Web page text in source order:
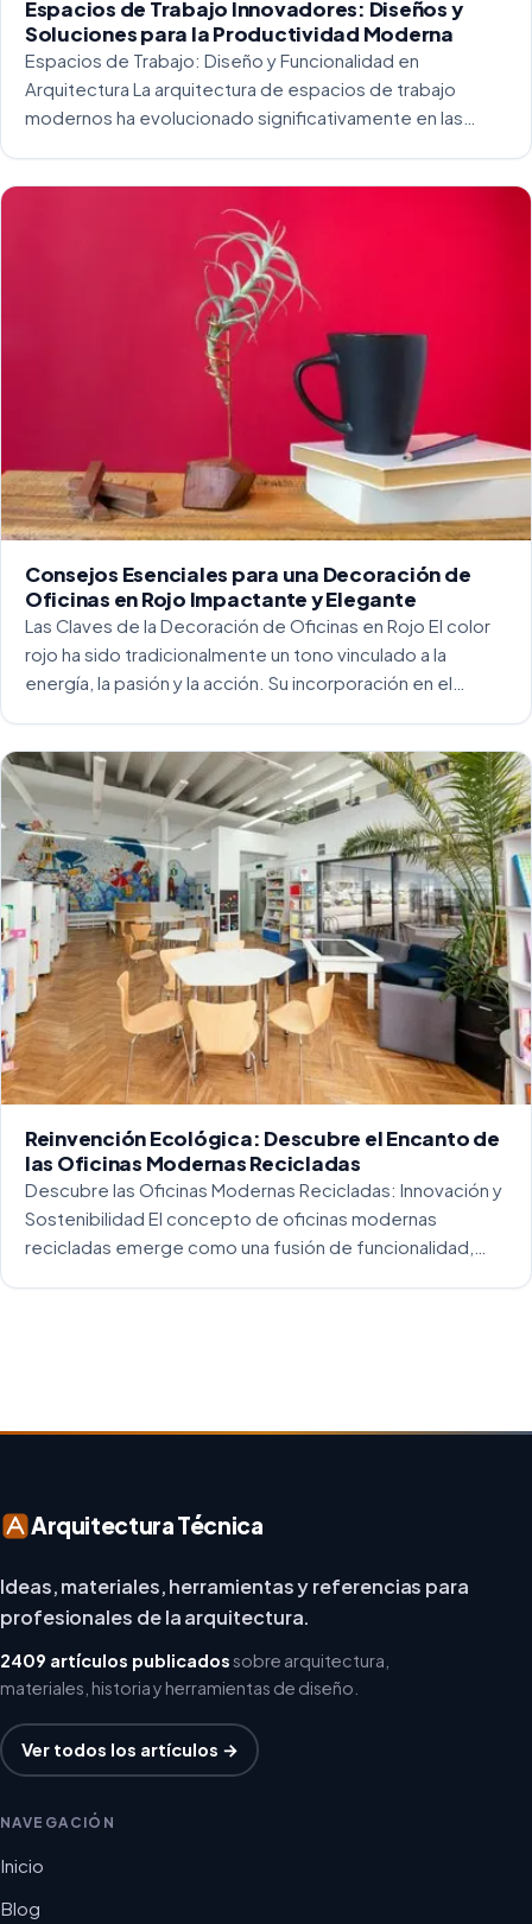
Espacios de Trabajo Innovadores: Diseños y
Soluciones para la Productividad Moderna
Espacios de Trabajo: Diseño y Funcionalidad en
Arquitectura La arquitectura de espacios de trabajo
modernos ha evolucionado significativamente en las
Consejos Esenciales para una Decoración de
Oficinas en Rojo Impactante y Elegante
Las Claves de la Decoración de Oficinas en Rojo El color
rojo ha sido tradicionalmente un tono vinculado a la
energía, la pasión y la acción. Su incorporación en el
Reinvención Ecológica: Descubre el Encanto de
las Oficinas Modernas Recicladas
Descubre las Oficinas Modernas Recicladas: Innovación y
Sostenibilidad El concepto de oficinas modernas
recicladas emerge como una fusión de funcionalidad,
Arquitectura Técnica
Ideas, materiales, herramientas y referencias para
profesionales de la arquitectura.
2409 artículos publicadossobre arquitectura,
materiales, historia y herramientas de diseño.
Ver todos los artículos →
NAVEGACIÓN
Inicio
Blog